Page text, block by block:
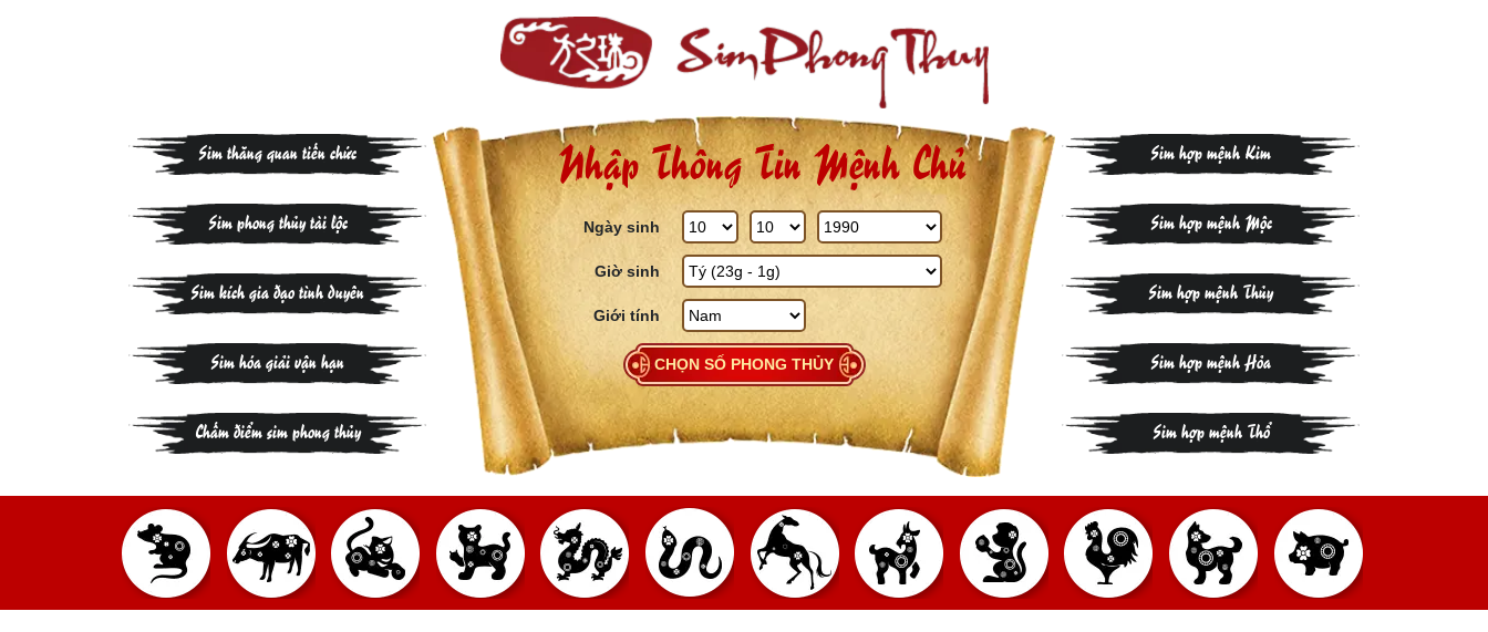
Sim thăng quan tiến chức
Sim phong thủy tài lộc
Sim kích gia đạo tình duyên
Sim hóa giải vận hạn
Chấm điểm sim phong thủy
Nhập Thông Tin Mệnh Chủ
Ngày sinh
Giờ sinh
Giới tính
CHỌN SỐ PHONG THỦY
Sim hợp mệnh Kim
Sim hợp mệnh Mộc
Sim hợp mệnh Thủy
Sim hợp mệnh Hỏa
Sim hợp mệnh Thổ